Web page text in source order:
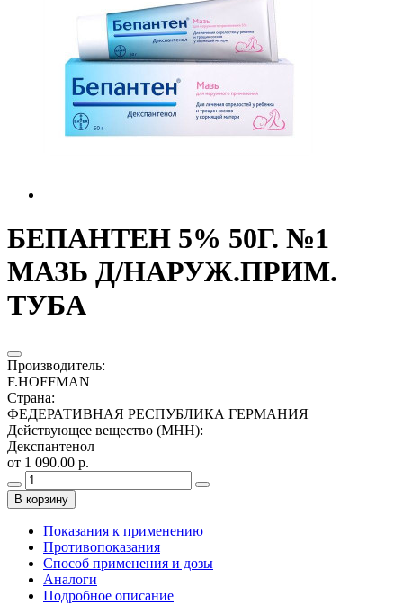
БЕПАНТЕН 5% 50Г. №1
МАЗЬ Д/НАРУЖ.ПРИМ.
ТУБА
Производитель:
F.HOFFMAN
Страна:
ФЕДЕРАТИВНАЯ РЕСПУБЛИКА ГЕРМАНИЯ
Действующее вещество (МНН):
Декспантенол
от 1 090.00 р.
В корзину
Показания к применению
Противопоказания
Способ применения и дозы
Аналоги
Подробное описание